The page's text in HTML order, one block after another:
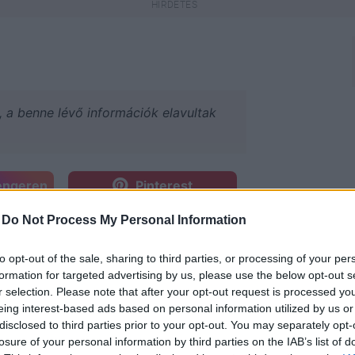
Do Not Process My Personal Information
opt-out of the sale, sharing to third parties, or processing of your
for targeted advertising by us, please use the below opt-out
selection. Please note that after your opt-out request is processed
interest-based ads based on personal information utilized by us
to third parties prior to your opt-out. You may separately
of your personal information by third parties on the IAB’s list of
benne lévő információk elavultak
Pinterest
átalakul, mely több
A több mint 10 éves múlttal
gyártó Olivia Natural életében
két olyan újdonsággal,
ezek az illatmentes
és ápoló krém – a shea-vajas